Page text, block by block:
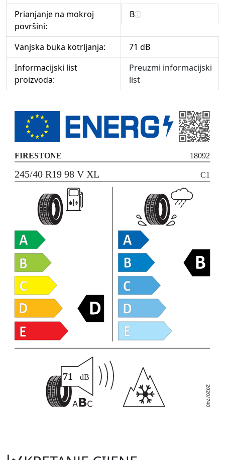
Prianjanje na mokroj
površini:
B
Vanjska buka kotrljanja:
71 dB
Informacijski list
proizvoda:
Preuzmi informacijski
list